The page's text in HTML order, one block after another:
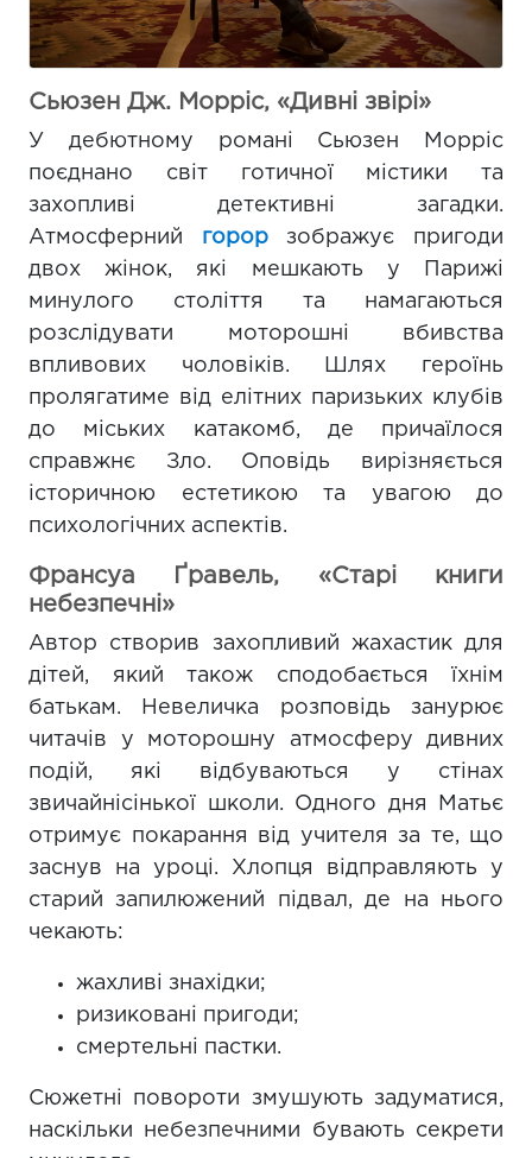
Сьюзен Дж. Морріс, «Дивні звірі»
У дебютному романі Сьюзен Морріс
поєднано світ готичної містики та
захопливі детективні загадки.
Атмосферний горорзображує пригоди
двох жінок, які мешкають у Парижі
минулого століття та намагаються
розслідувати моторошні вбивства
впливових чоловіків. Шлях героїнь
пролягатиме від елітних паризьких клубів
до міських катакомб, де причаїлося
справжнє Зло. Оповідь вирізняється
історичною естетикою та увагою до
психологічних аспектів.
Франсуа Ґравель, «Старі книги
небезпечні»
Автор створив захопливий жахастик для
дітей, який також сподобається їхнім
батькам. Невеличка розповідь занурює
читачів у моторошну атмосферу дивних
подій, які відбуваються у стінах
звичайнісінької школи. Одного дня Матьє
отримує покарання від учителя за те, що
заснув на уроці. Хлопця відправляють у
старий запилюжений підвал, де на нього
чекають:
жахливі знахідки;
ризиковані пригоди;
смертельні пастки.
Сюжетні повороти змушують задуматися,
наскільки небезпечними бувають секрети